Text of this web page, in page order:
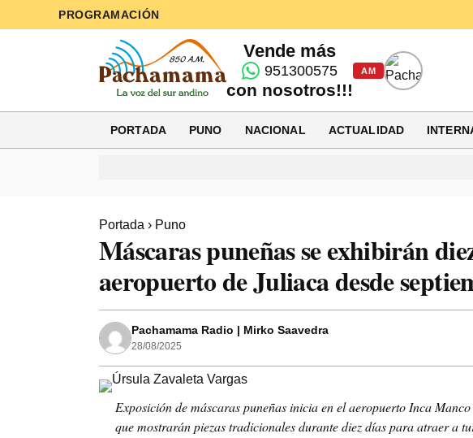
PROGRAMACIÓN
Vende más
951300575
con nosotros!!!
AM
PORTADA PUNO NACIONAL ACTUALIDAD
Portada › Puno
Máscaras puneñas se exhibirán
aeropuerto de Juliaca desde
Pachamama Radio | Mirko Saavedra
28/08/2025
Exposición de máscaras puneñas inicia en el aeropuerto Inca
que mostrarán piezas tradicionales durante diez días para atraer a